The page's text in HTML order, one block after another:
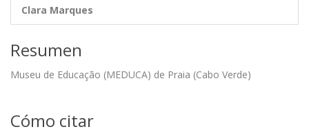
Clara Marques
Resumen
Museu de Educação (MEDUCA) de Praia (Cabo Verde)
Cómo citar